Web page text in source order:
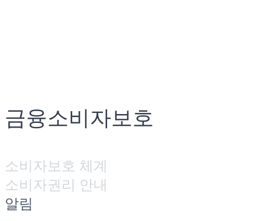
금융소비자보호
소비자보호 체계
소비자권리 안내
알림